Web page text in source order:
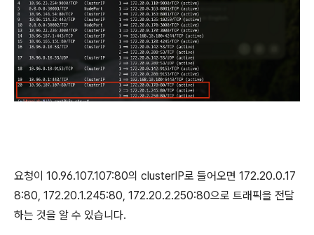
요청이 10.96.107.107:80의 clusterIP로 들어오면 172.20.0.17
8:80, 172.20.1.245:80, 172.20.2.250:80으로 트래픽을 전달
하는 것을 알 수 있습니다.